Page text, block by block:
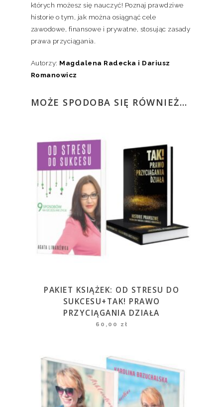
których możesz się nauczyć! Poznaj prawdziwe
historie o tym, jak można osiągnąć cele
zawodowe, finansowe i prywatne, stosując zasady
prawa przyciągania.
Autorzy: Magdalena Radecka i Dariusz
Romanowicz
MOŻE SPODOBA SIĘ RÓWNIEŻ…
PAKIET KSIĄŻEK: OD STRESU DO
SUKCESU+TAK! PRAWO
PRZYCIĄGANIA DZIAŁA
60,00 zł